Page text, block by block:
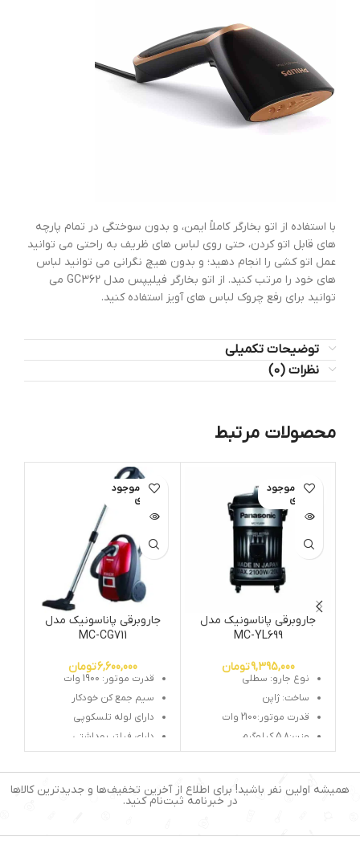
با استفاده از اتو بخارگر کاملاً ایمن، و بدون سوختگی در تمام پارچه
های قابل اتو کردن، حتی روی لباس های ظریف به راحتی می توانید
عمل اتو کشی را انجام دهید؛ و بدون هیچ نگرانی می توانید لباس
های خود را مرتب کنید. از اتو بخارگر فیلیپس مدل GC362 می
توانید برای رفع چروک لباس های آویز استفاده کنید.
توضیحات تکمیلی
نظرات (0)
محصولات مرتبط
اتمام موجود
ی
جاروبرقی پاناسونیک مدل
MC-YL699
9,395,000تومان
نوع جارو: سطلی
ساخت: ژاپن
قدرت موتور:2100 وات
وزن:5.8 کیلوگرم
ظرفیت مخزن زباله:20لیتر
میزان صدا:86 دسی بل
اتمام موجود
ی
جاروبرقی پاناسونیک مدل
MC-CG711
6,600,000تومان
قدرت موتور: 1900 وات
سیم جمع کن خودکار
دارای لوله تلسکوپی
دارای فیلتر بهداشتی
دارای پاکت جارو برقی
نشانگر پر بودن مخزن: بله
طول کابل برق : 5 متر
میزان صدا : 65 دسی بل
همیشه اولین نفر باشید! برای اطلاع از آخرین تخفیف‌ها و جدیدترین کالاها
در خبرنامه ثبت‌نام کنید.